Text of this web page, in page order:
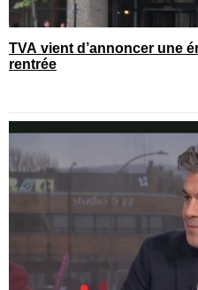
TVA vient d’annoncer une
rentrée